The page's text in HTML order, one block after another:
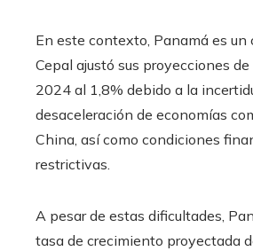
En este contexto, Panamá es un
Cepal ajustó sus proyecciones
2024 al 1,8% debido a la
desaceleración de economías
China, así como condiciones
restrictivas.
A pesar de estas dificultades,
tasa de crecimiento proyectada